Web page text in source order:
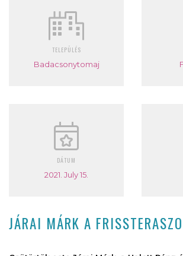
TELEPÜLÉS
Badacsonytomaj
DÁTUM
2021. July 15.
JÁRAI MÁRK A